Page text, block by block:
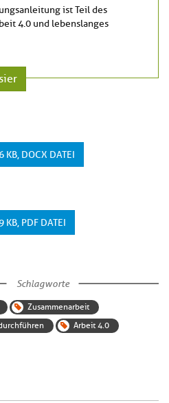
ist Teil des
4.0 und lebenslanges
KB, DOCX DATEI
KB, PDF DATEI
Schlagworte
Zusammenarbeit
Arbeit 4.0